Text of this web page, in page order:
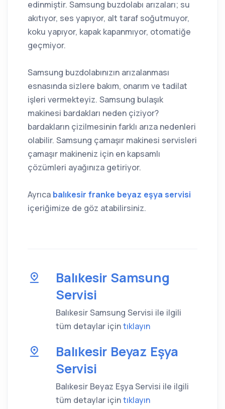
edinmiştir. Samsung buzdolabı arızaları; su
akıtıyor, ses yapıyor, alt taraf soğutmuyor,
koku yapıyor, kapak kapanmıyor, otomatiğe
geçmiyor.
Samsung buzdolabınızın arızalanması
esnasında sizlere bakım, onarım ve tadilat
işleri vermekteyiz. Samsung bulaşık
makinesi bardakları neden çiziyor?
bardakların çizilmesinin farklı arıza nedenleri
olabilir. Samsung çamaşır makinesi servisleri
çamaşır makineniz için en kapsamlı
çözümleri ayağınıza getiriyor.
Ayrıca balıkesir franke beyaz eşya servisi
içeriğimize de göz atabilirsiniz.
Balıkesir Samsung
Servisi
Balıkesir Samsung Servisi ile ilgili
tüm detaylar içintıklayın
Balıkesir Beyaz Eşya
Servisi
Balıkesir Beyaz Eşya Servisi ile ilgili
tüm detaylar içintıklayın